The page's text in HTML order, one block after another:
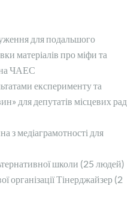
для подальшого
матеріалів про міфи та
на ЧАЕС
експерименту та
для депутатів місцевих рад
з медіаграмотності для
школи (25 людей)
організації Тінерджайзер (2